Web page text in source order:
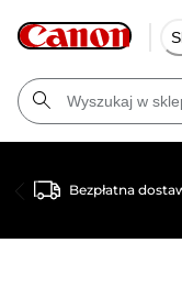
Bezpłatna